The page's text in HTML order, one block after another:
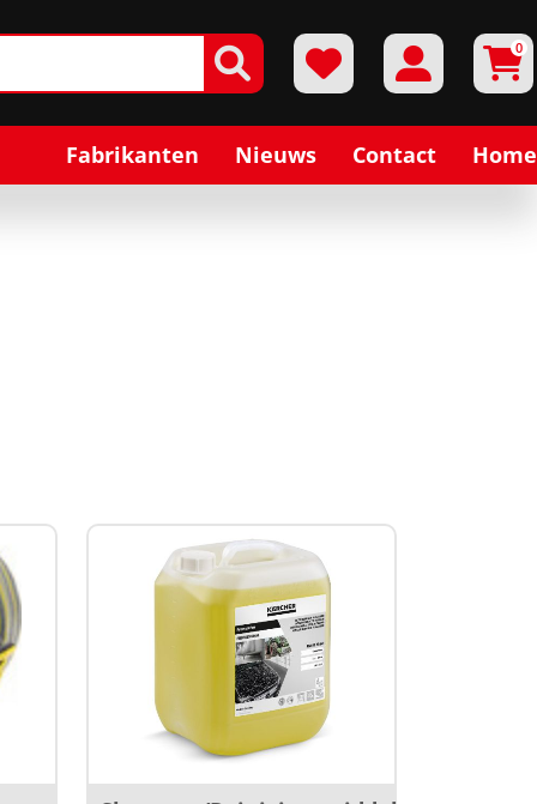
0
Fabrikanten Nieuws Contact Home